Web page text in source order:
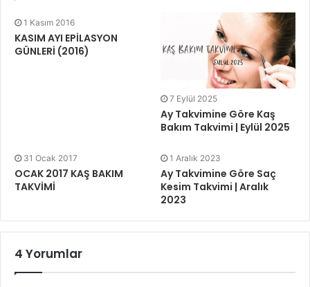
1 Kasım 2016
KASIM AYI EPİLASYON
GÜNLERİ (2016)
7 Eylül 2025
Ay Takvimine Göre Kaş
Bakım Takvimi | Eylül 2025
31 Ocak 2017
OCAK 2017 KAŞ BAKIM
TAKVİMİ
1 Aralık 2023
Ay Takvimine Göre Saç
Kesim Takvimi | Aralık
2023
4 Yorumlar